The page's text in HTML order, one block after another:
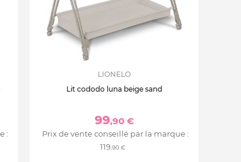
:
LIONELO
Lit cododo luna beige sand
99,90 €
Prix de vente conseillé par la marque :
119,90 €